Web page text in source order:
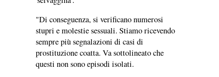
"Di conseguenza, si verificano numerosi
stupri e molestie sessuali. Stiamo ricevendo
sempre più segnalazioni di casi di
prostituzione coatta. Va sottolineato che
questi non sono episodi isolati.